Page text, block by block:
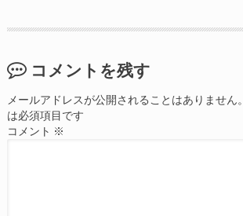
コメントを残す
メールアドレスが公開されることはありません。
は必須項目です
コメント ※